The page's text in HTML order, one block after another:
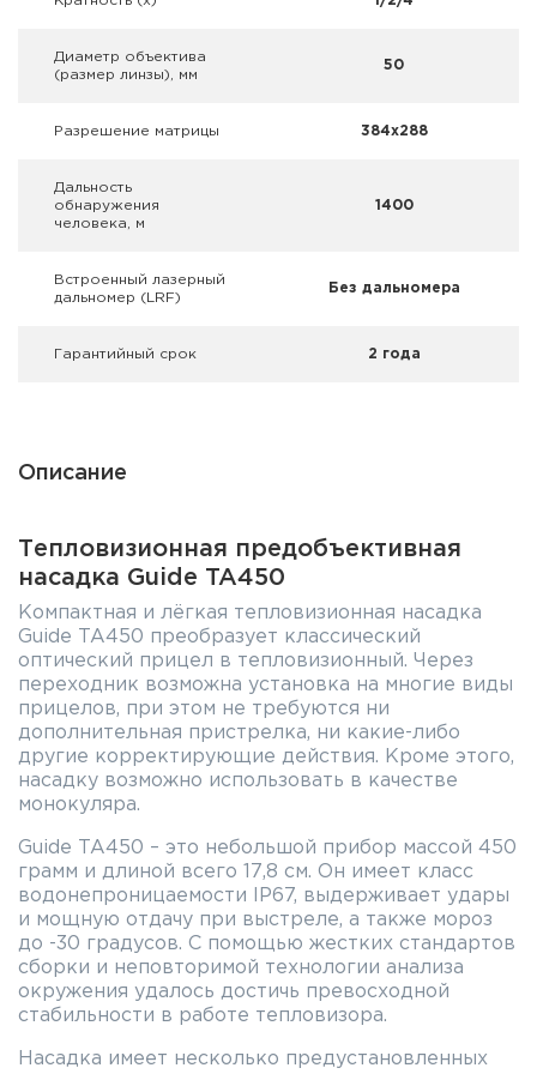
Фальшпатроны
Холодная пристрелка оружия
Релоадинг
Сигнальные средства
Диаметр объектива
(размер линзы), мм
50
Разрешение матрицы 384x288
Дальность
обнаружения
человека, м
1400
Встроенный лазерный
дальномер (LRF)
Без дальномера
Гарантийный срок 2 года
Описание
Тепловизионная предобъективная
насадка Guide TA450
Компактная и лёгкая тепловизионная насадка
Guide TA450 преобразует классический
оптический прицел в тепловизионный. Через
переходник возможна установка на многие виды
прицелов, при этом не требуются ни
дополнительная пристрелка, ни какие-либо
другие корректирующие действия. Кроме этого,
насадку возможно использовать в качестве
монокуляра.
Guide TA450 – это небольшой прибор массой 450
грамм и длиной всего 17,8 см. Он имеет класс
водонепроницаемости IP67, выдерживает удары
и мощную отдачу при выстреле, а также мороз
до -30 градусов. С помощью жестких стандартов
сборки и неповторимой технологии анализа
окружения удалось достичь превосходной
стабильности в работе тепловизора.
Насадка имеет несколько предустановленных